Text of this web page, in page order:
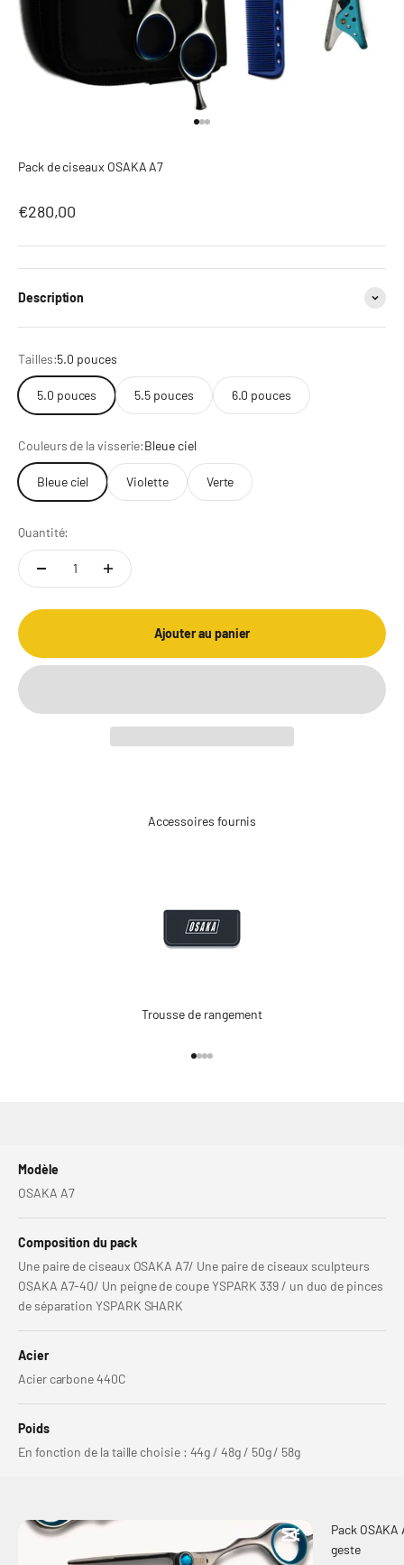
Pack de ciseaux OSAKA A7
Prix de vente après réduction
€280,00
Description
Tailles:5.0 pouces
5.0 pouces 5.5 pouces 6.0 pouces
Couleurs de la visserie:Bleue ciel
Bleue ciel Violette Verte
Quantité:
Ajouter au panier
Accessoires fournis
Trousse de rangement
Modèle
OSAKA A7
Composition du pack
Une paire de ciseaux OSAKA A7/ Une paire de ciseaux sculpteurs
OSAKA A7-40/ Un peigne de coupe YSPARK 339 / un duo de pinces
de séparation YSPARK SHARK
Acier
Acier carbone 440C
Poids
En fonction de la taille choisie : 44g / 48g / 50g / 58g
Pack
geste